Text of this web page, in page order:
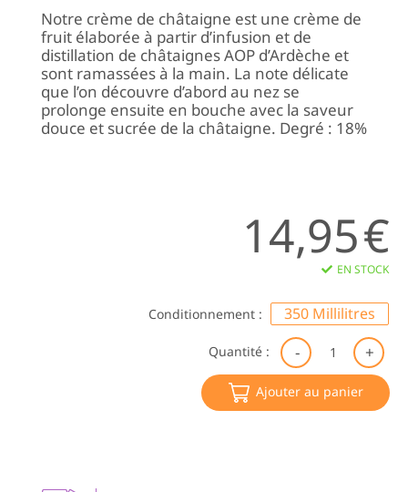
Notre crème de châtaigne est une crème de
fruit élaborée à partir d’infusion et de
distillation de châtaignes AOP d’Ardèche et
sont ramassées à la main. La note délicate
que l’on découvre d’abord au nez se
prolonge ensuite en bouche avec la saveur
douce et sucrée de la châtaigne. Degré : 18%
14,95€
EN STOCK
Conditionnement : 350 Millilitres
Quantité :
de
Ajouter au panier